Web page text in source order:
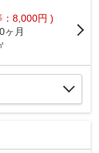
：8,000円 )
0ヶ月